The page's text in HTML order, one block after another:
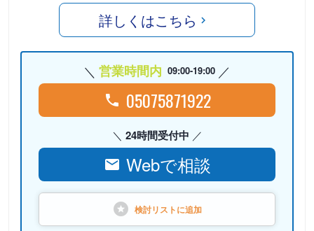
詳しくはこちら
営業時間内 09:00-19:00
05075871922
24時間受付中
Webで相談
検討リストに追加